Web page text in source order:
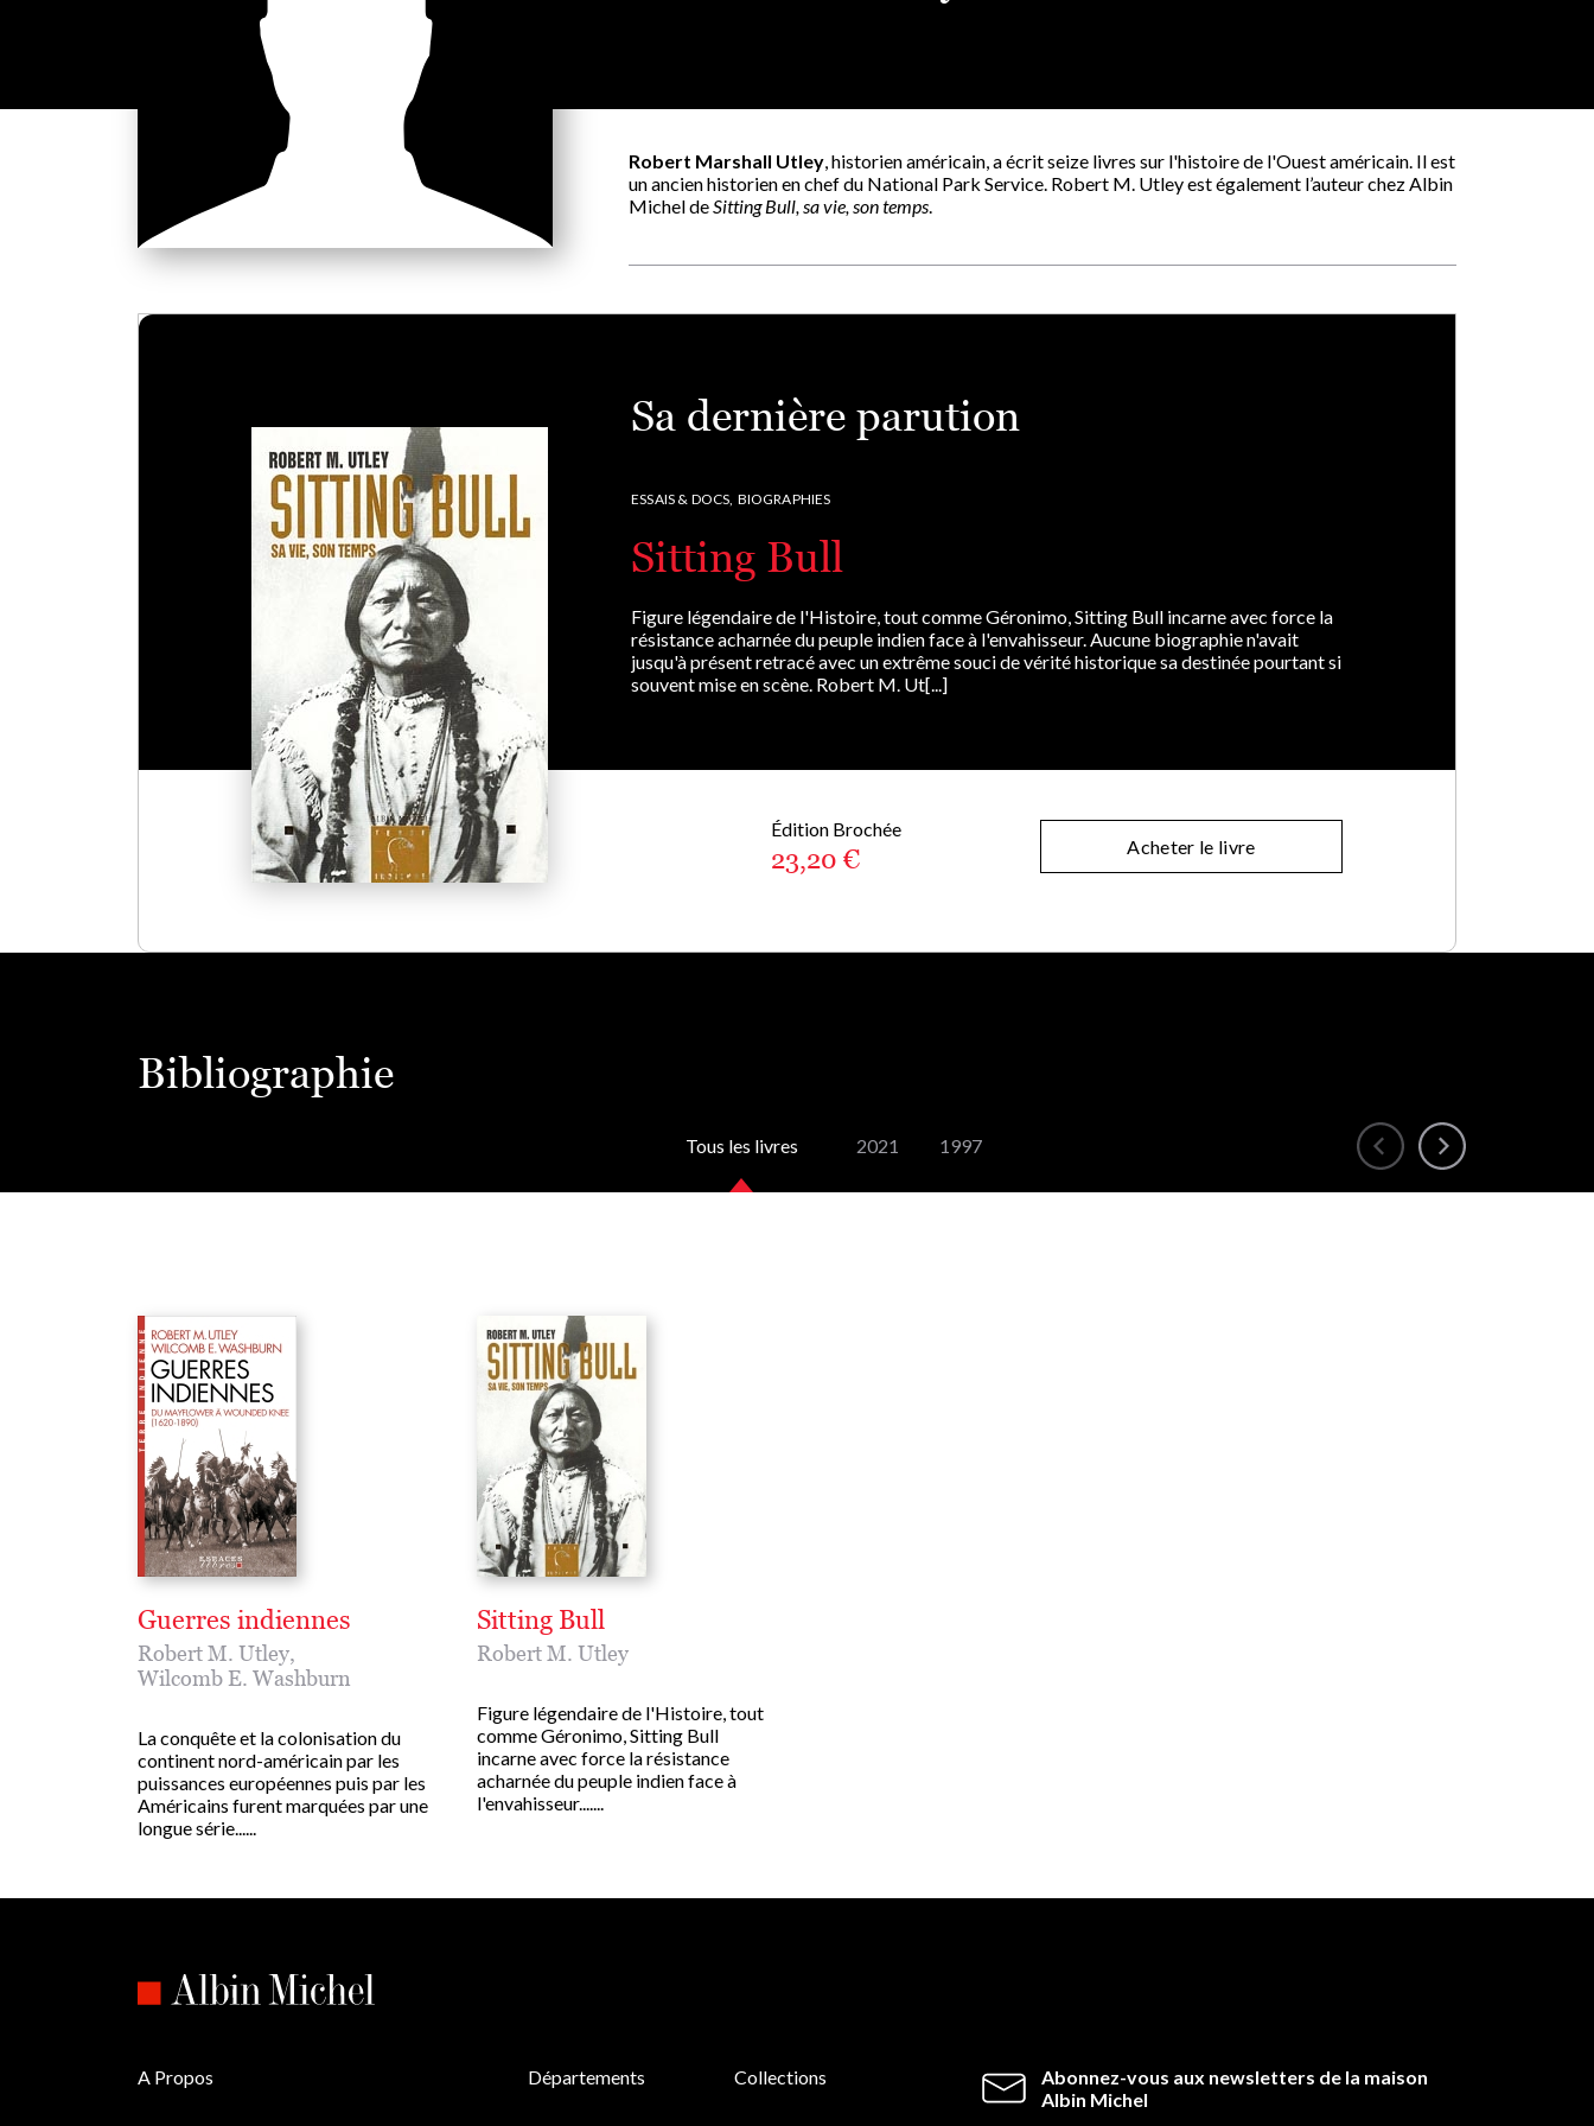
Robert Marshall Utley, historien américain, a écrit seize livres sur l'histoire de l'Ouest américain. Il est
un ancien historien en chef du National Park Service. Robert M. Utley est également l’auteur chez Albin
Michel deSitting Bull, sa vie, son temps.
Sa dernière parution
ESSAIS & DOCS, BIOGRAPHIES
Sitting Bull
Figure légendaire de l'Histoire, tout comme Géronimo, Sitting Bull incarne avec force la
résistance acharnée du peuple indien face à l'envahisseur. Aucune biographie n'avait
jusqu'à présent retracé avec un extrême souci de vérité historique sa destinée pourtant si
souvent mise en scène. Robert M. Ut[...]
Édition Brochée
23,20 € Acheter le livre
Bibliographie
Tous les livres 2021 1997
Guerres indiennes
Robert M. Utley,
Wilcomb E. Washburn
La conquête et la colonisation du
continent nord-américain par les
puissances européennes puis par les
Américains furent marquées par une
longue série......
Sitting Bull
Robert M. Utley
Figure légendaire de l'Histoire, tout
comme Géronimo, Sitting Bull
incarne avec force la résistance
acharnée du peuple indien face à
l'envahisseur.......
Abonnez-vous aux newsletters de la maison
Albin Michel
A Propos Départements Collections